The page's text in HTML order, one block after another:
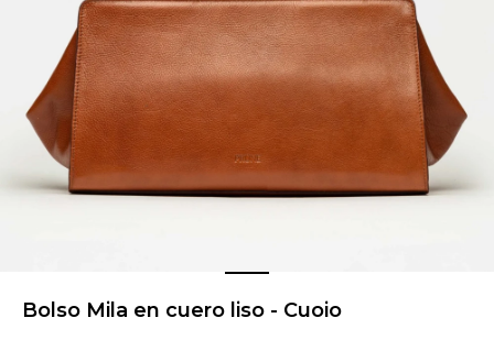
Bolso Mila en cuero liso - Cuoio